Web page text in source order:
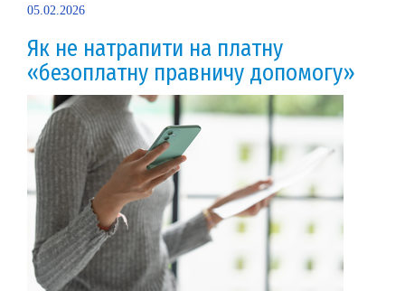
05.02.2026
Як не натрапити на платну
«безоплатну правничу допомогу»